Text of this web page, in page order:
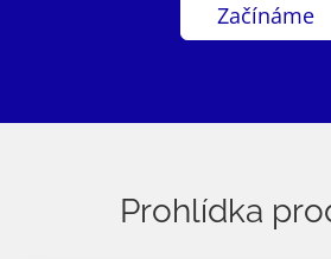
Začínáme
Prohlídka